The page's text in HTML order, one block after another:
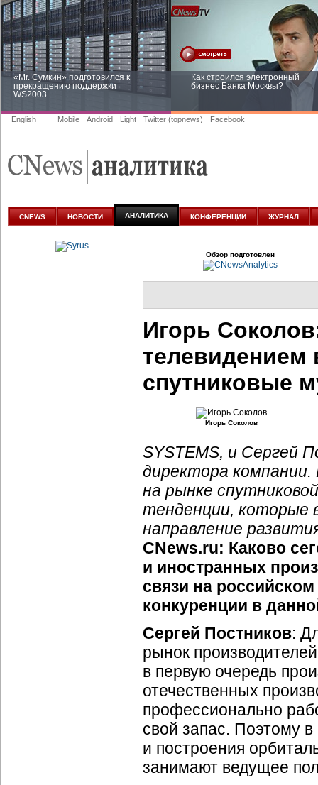
«Mr. Сумкин» подготовился к
прекращению поддержки
WS2003
Как строился электронный
бизнес Банка Москвы?
аналитике
English Mobile Android Light Twitter (topnews) Facebook
CNEWS НОВОСТИ АНАЛИТИКА КОНФЕРЕНЦИИ ЖУРНАЛ
Обзор подготовлен
Игорь
телевидением
спутниковые
Игорь Соколов
SYSTEMS, и Сергей
директора
на рынке
тенденции, которые
направление
CNews.ru: Каково
и иностранных
связи на
конкуренции в
Сергей Постников:
рынок
в первую очередь
отечественных
профессионально
свой запас. Поэтому в
и построения
занимают ведущее